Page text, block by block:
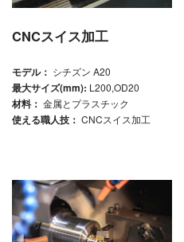
CNCスイス加工
モデル： シチズン A20
最大サイズ(mm): L200,OD20
材料： 金属とプラスチック
使える職人技： CNCスイス加工